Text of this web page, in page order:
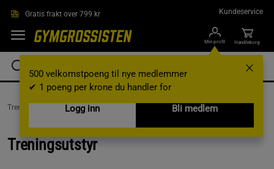
Gratis frakt over 799 kr Kundeservice
Min profil
500 velkomstpoeng til nye medlemmer
✔ 1 poeng per krone du handler for
Logg inn
Bli medlem
Handlekorg
Treningsutstyr & tilbehør /Treningsutstyr
Treningsutstyr